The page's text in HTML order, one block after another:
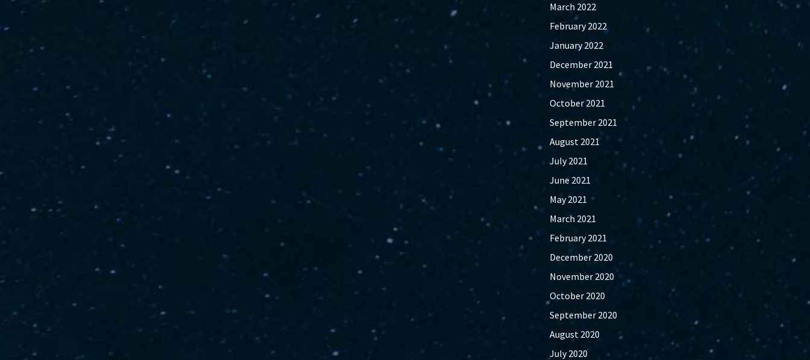
March 2022
February 2022
January 2022
December 2021
November 2021
October 2021
September 2021
August 2021
July 2021
June 2021
May 2021
March 2021
February 2021
December 2020
November 2020
October 2020
September 2020
August 2020
July 2020